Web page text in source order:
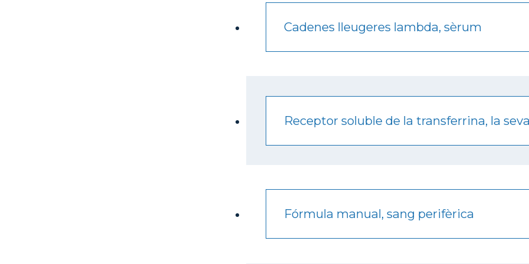
Cadenes lleugeres lambda, sèrum
Receptor soluble de la transferrina, la
Fórmula manual, sang perifèrica